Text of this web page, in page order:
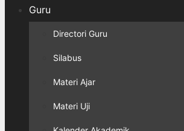
Guru
Directori Guru
Silabus
Materi Ajar
Materi Uji